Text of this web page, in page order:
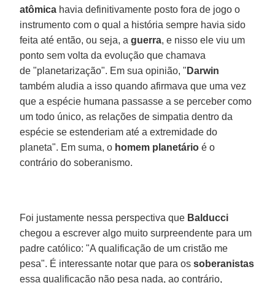
atômica havia definitivamente posto fora de jogo o
instrumento com o qual a história sempre havia sido
feita até então, ou seja, aguerra, e nisso ele viu um
ponto sem volta da evolução que chamava
de "planetarização". Em sua opinião, " Darwin
também aludia a isso quando afirmava que uma vez
que a espécie humana passasse a se perceber como
um todo único, as relações de simpatia dentro da
espécie se estenderiam até a extremidade do
planeta". Em suma, o homem planetário é o
contrário do soberanismo.
Foi justamente nessa perspectiva que Balducci
chegou a escrever algo muito surpreendente para um
padre católico: "A qualificação de um cristão me
pesa". É interessante notar que para ossoberanistas
essa qualificação não pesa nada, ao contrário,